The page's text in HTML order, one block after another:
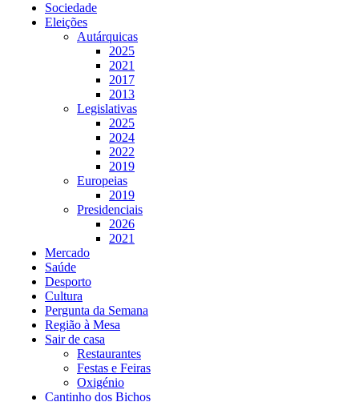
Sociedade
Eleições
Autárquicas
2025
2021
2017
2013
Legislativas
2025
2024
2022
2019
Europeias
2019
Presidenciais
2026
2021
Mercado
Saúde
Desporto
Cultura
Pergunta da Semana
Região à Mesa
Sair de casa
Restaurantes
Festas e Feiras
Oxigénio
Cantinho dos Bichos